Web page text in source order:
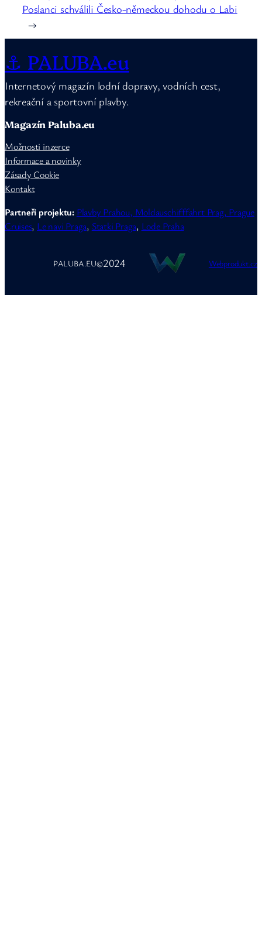
Poslanci schválili Česko-německou dohodu o Labi
→
⚓ PALUBA.eu
Internetový magazín lodní dopravy, vodních cest,
rekreační a sportovní plavby.
Magazín Paluba.eu
Možnosti inzerce
Informace a novinky
Zásady Cookie
Kontakt
Partneři projektu: Plavby Prahou, Moldauschifffahrt Prag, Prague
Cruises, Le navi Praga, Statki Praga, Lode Praha
PALUBA.EU©2024 Webprodukt.cz